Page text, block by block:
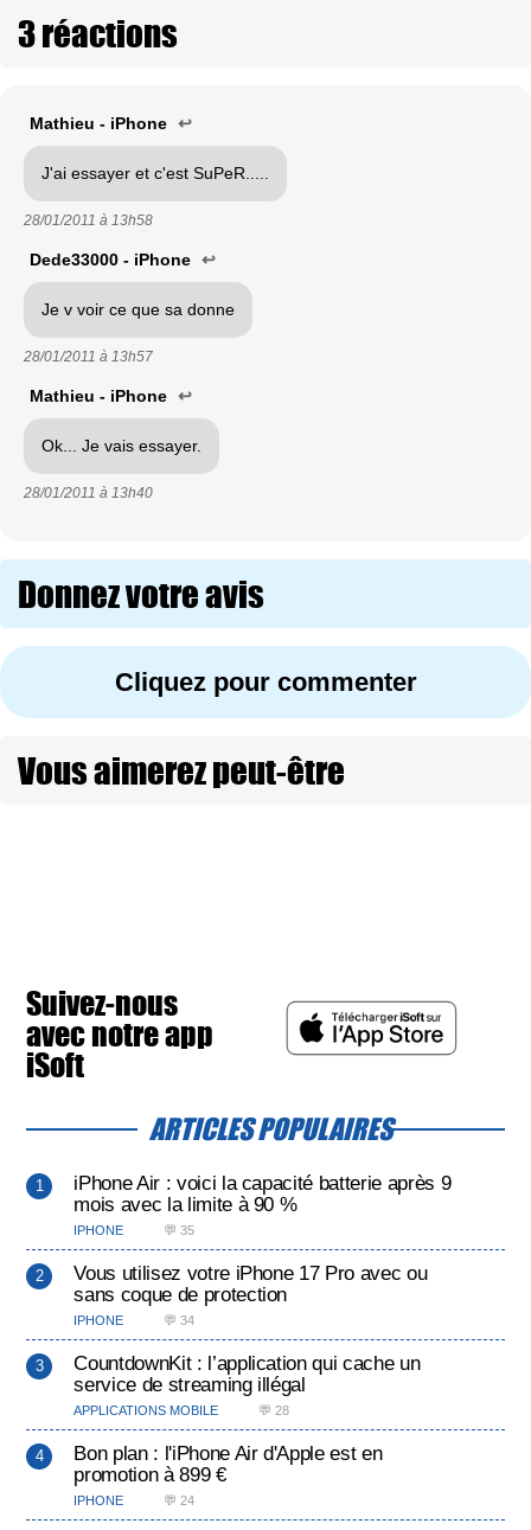
3 réactions
Mathieu - iPhone ↩
J'ai essayer et c'est SuPeR.....
28/01/2011 à 13h58
Dede33000 - iPhone ↩
Je v voir ce que sa donne
28/01/2011 à 13h57
Mathieu - iPhone ↩
Ok... Je vais essayer.
28/01/2011 à 13h40
Donnez votre avis
Cliquez pour commenter
Vous aimerez peut-être
Suivez-nous
avec notre app
iSoft
ARTICLES POPULAIRES
iPhone Air : voici la capacité batterie après 9
mois avec la limite à 90 %
IPHONE 💬 35
Vous utilisez votre iPhone 17 Pro avec ou
sans coque de protection
IPHONE 💬 34
CountdownKit : l’application qui cache un
service de streaming illégal
APPLICATIONS MOBILE 💬 28
Bon plan : l'iPhone Air d'Apple est en
promotion à 899 €
IPHONE 💬 24